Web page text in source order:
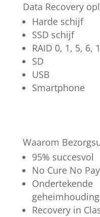
Data Recovery
Harde schijf
SSD schijf
RAID 0, 1, 5, 6,
SD
USB
Smartphone
Waarom
95% succesvol
No Cure No Pay
Ondertekende
Recovery in